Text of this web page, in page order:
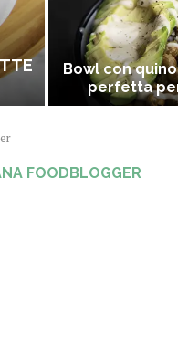
Bowl con
perfetta
FOODBLOGGER